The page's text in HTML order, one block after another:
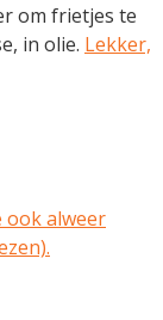
om frietjes te
in olie. Lekker,
ook alweer